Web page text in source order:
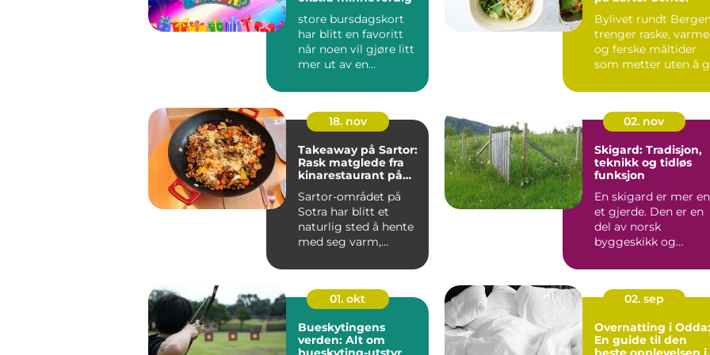
store bursdagskort
har blitt en favoritt
når noen vil gjøre litt
mer ut av en
sto...
Bylivet rundt
trenger raske, varme
og ferske måltider
som metter uten å
18. nov
Takeaway på Sartor:
Rask matglede fra
kinarestaurant på
Sartor-området på
Sotra har blitt et
naturlig sted å hente
med seg varm,
02. nov
Skigard: Tradisjon,
teknikk og tidløs
funksjon
En skigard er mer
et gjerde. Den er en
del av norsk
byggeskikk og
svar p&a...
01. okt
Bueskytingens
verden: Alt om
02. sep
Overnatting i Odda:
En guide til den